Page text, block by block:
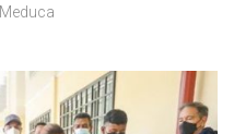
Meduca